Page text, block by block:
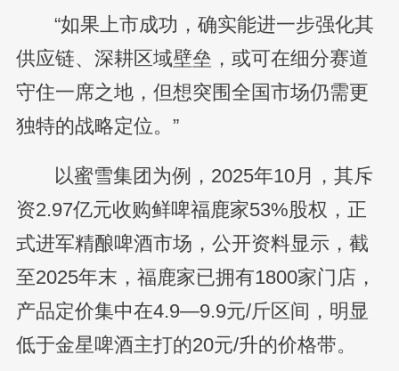
“如果上市成功，确实能进一步强化其
供应链、深耕区域壁垒，或可在细分赛道
守住一席之地，但想突围全国市场仍需更
独特的战略定位。”
以蜜雪集团为例，2025年10月，其斥
资2.97亿元收购鲜啤福鹿家53%股权，正
式进军精酿啤酒市场，公开资料显示，截
至2025年末，福鹿家已拥有1800家门店，
产品定价集中在4.9—9.9元/斤区间，明显
低于金星啤酒主打的20元/升的价格带。